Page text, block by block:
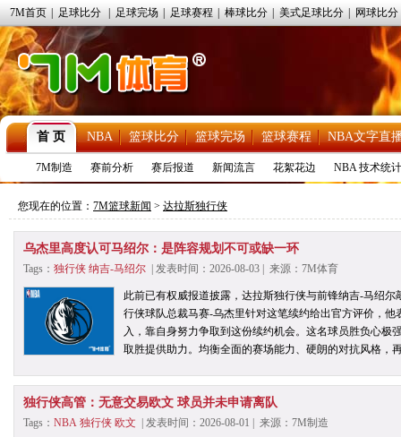
7M首页 足球比分 足球完场 足球赛程 棒球比分 美式足球比分 网球比分
首 页 NBA 篮球比分 篮球完场 篮球赛程 NBA文字直
7M制造 赛前分析 赛后报道 新闻流言 花絮花边 NBA 技术统计
您现在的位置： 7M篮球新闻 > 达拉斯独行侠
乌杰里高度认可马绍尔：是阵容规划不可或缺一环
Tags： 独行侠 纳吉-马绍尔 | 发表时间：2026-08-03 | 来源：7M体育
此前已有权威报道披露，达拉斯独行侠与前锋纳吉-马绍
行侠球队总裁马赛-乌杰里针对这笔续约给出官方评价，
入，靠自身努力争取到这份续约机会。这名球员胜负心极
取胜提供助力。均衡全面的赛场能力、硬朗的对抗风格
独行侠高管：无意交易欧文 球员并未申请离队
Tags： NBA 独行侠 欧文 | 发表时间：2026-08-01 | 来源：7M制造